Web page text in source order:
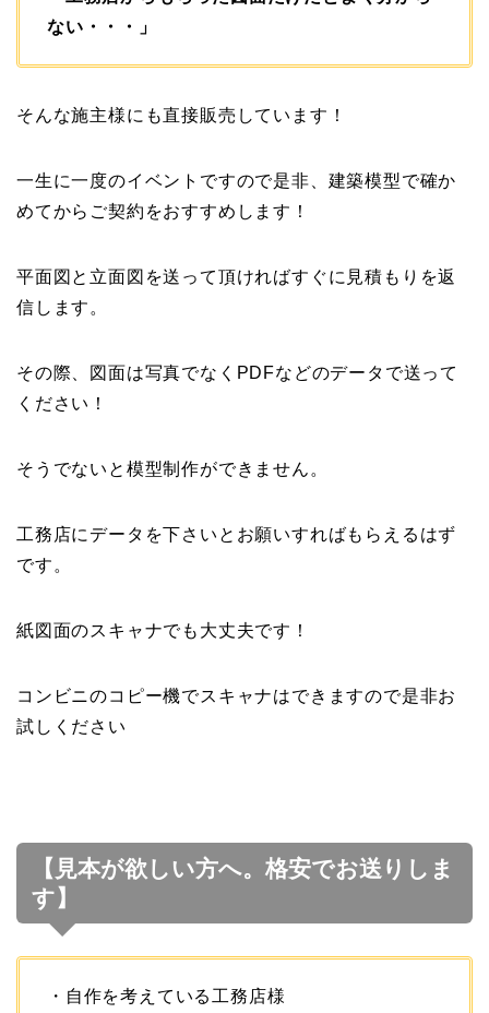
ない・・・」
そんな施主様にも直接販売しています！
一生に一度のイベントですので是非、建築模型で確か
めてからご契約をおすすめします！
平面図と立面図を送って頂ければすぐに見積もりを返
信します。
その際、図面は写真でなくPDFなどのデータで送って
ください！
そうでないと模型制作ができません。
工務店にデータを下さいとお願いすればもらえるはず
です。
紙図面のスキャナでも大丈夫です！
コンビニのコピー機でスキャナはできますので是非お
試しください
【見本が欲しい方へ。格安でお送りしま
す】
・自作を考えている工務店様